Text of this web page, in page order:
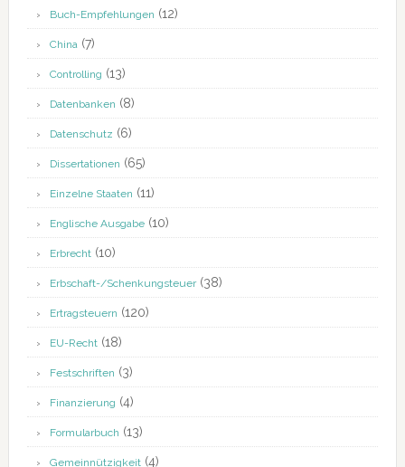
Buch-Empfehlungen (12)
China(7)
Controlling (13)
Datenbanken (8)
Datenschutz (6)
Dissertationen (65)
Einzelne Staaten (11)
Englische Ausgabe(10)
Erbrecht(10)
Erbschaft-/Schenkungsteuer(38)
Ertragsteuern (120)
EU-Recht(18)
Festschriften (3)
Finanzierung (4)
Formularbuch (13)
Gemeinnützigkeit(4)